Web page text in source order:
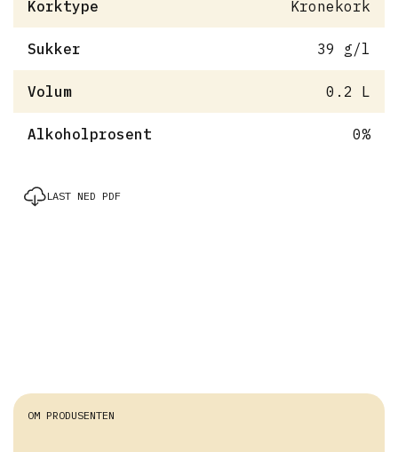
Korktype Kronekork
Sukker 39 g/l
Volum 0.2 L
Alkoholprosent 0%
LAST NED PDF
OM PRODUSENTEN